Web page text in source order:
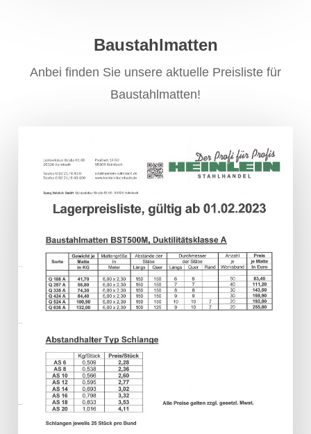
Baustahlmatten
Anbei finden Sie unsere aktuelle Preisliste für
Baustahlmatten!